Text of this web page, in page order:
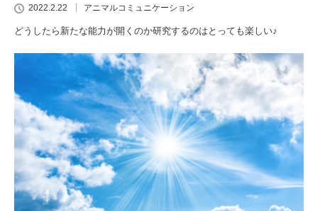
2022.2.22 アニマルコミュニケーション
どうしたら新たな能力が開くのか研究するのはとっても楽しい♪